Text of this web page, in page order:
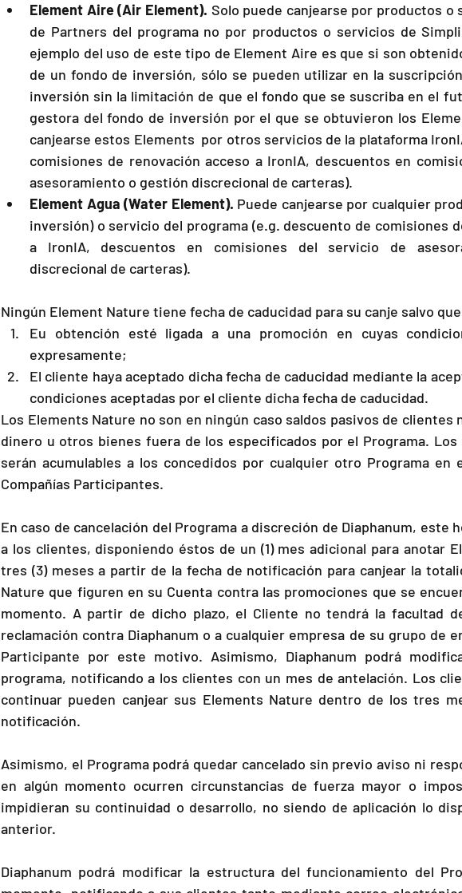
Element Aire (Air Element). Solo puede canjearse por productos
de Partners del programa no por productos o servicios de
ejemplo del uso de este tipo de Element Aire es que si son
de un fondo de inversión, sólo se pueden utilizar en la
inversión sin la limitación de que el fondo que se suscriba en el
gestora del fondo de inversión por el que se obtuvieron los
canjearse estos Elements  por otros servicios de la plataforma
comisiones de renovación acceso a IronIA, descuentos en
asesoramiento o gestión discrecional de carteras).
Element Agua (Water Element). Puede canjearse por cualquier
inversión) o servicio del programa (e.g. descuento de comisiones
a IronIA, descuentos en comisiones del servicio de
discrecional de carteras).
Ningún Element Nature tiene fecha de caducidad para su canje salvo
Eu obtención esté ligada a una promoción en cuyas
expresamente;
El cliente haya aceptado dicha fecha de caducidad mediante la
condiciones aceptadas por el cliente dicha fecha de caducidad.
Los Elements Nature no son en ningún caso saldos pasivos de clientes
dinero u otros bienes fuera de los especificados por el Programa.
serán acumulables a los concedidos por cualquier otro Programa en
Compañías Participantes.
En caso de cancelación del Programa a discreción de Diaphanum, este
a los clientes, disponiendo éstos de un (1) mes adicional para anotar
tres (3) meses a partir de la fecha de notificación para canjear la
Nature que figuren en su Cuenta contra las promociones que se
momento. A partir de dicho plazo, el Cliente no tendrá la facultad
reclamación contra Diaphanum o a cualquier empresa de su grupo de
Participante por este motivo. Asimismo, Diaphanum podrá
programa, notificando a los clientes con un mes de antelación. Los
continuar pueden canjear sus Elements Nature dentro de los tres
notificación.
Asimismo, el Programa podrá quedar cancelado sin previo aviso ni
en algún momento ocurren circunstancias de fuerza mayor o
impidieran su continuidad o desarrollo, no siendo de aplicación lo
anterior.
Diaphanum podrá modificar la estructura del funcionamiento del